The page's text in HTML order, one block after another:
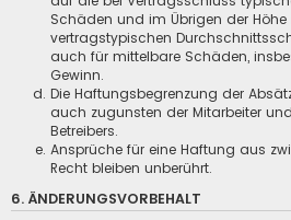
Schäden und im Übrigen der
vertragstypischen
auch für mittelbare Schäden,
Gewinn.
Die Haftungsbegrenzung der
auch zugunsten der Mitarbeiter
Betreibers.
Ansprüche für eine Haftung aus
Recht bleiben unberührt.
6. ÄNDERUNGSVORBEHALT